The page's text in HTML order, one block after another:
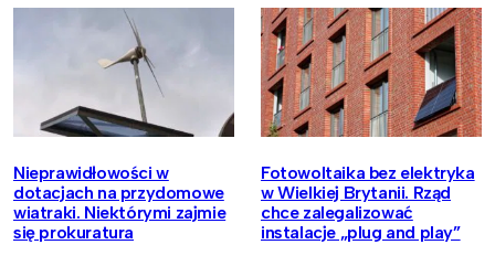
Nieprawidłowości w
dotacjach na przydomowe
wiatraki. Niektórymi zajmie
się prokuratura
Fotowoltaika bez elektryka
w Wielkiej Brytanii. Rząd
chce zalegalizować
instalacje „plug and play”